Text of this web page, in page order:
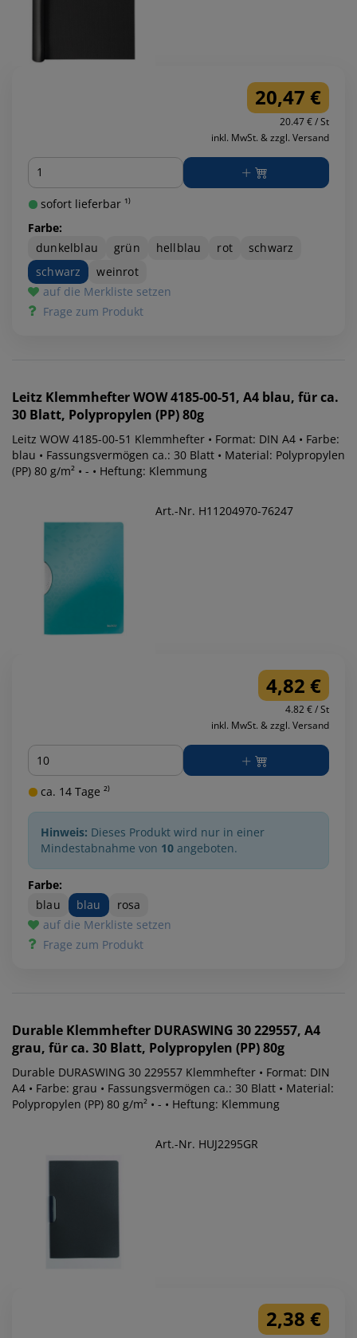
20,47 €
20.47 € / St
inkl. MwSt. & zzgl. Versand
Menge
sofort lieferbar ¹⁾
Farbe:
dunkelblau
grün hellblau rot
schwarz
schwarz
weinrot
auf die Merkliste setzen
Frage zum Produkt
Leitz Klemmhefter WOW 4185-00-51, A4 blau, für ca.
30 Blatt, Polypropylen (PP) 80g
Leitz WOW 4185-00-51 Klemmhefter • Format: DIN A4 • Farbe:
blau • Fassungsvermögen ca.: 30 Blatt • Material: Polypropylen
(PP) 80 g/m² • - • Heftung: Klemmung
Art.-Nr. H11204970-76247
4,82 €
4.82 € / St
inkl. MwSt. & zzgl. Versand
Menge
ca. 14 Tage ²⁾
Hinweis: Dieses Produkt wird nur in einer
Mindestabnahme von 10 angeboten.
Farbe:
blau
blau
rosa
auf die Merkliste setzen
Frage zum Produkt
Durable Klemmhefter DURASWING 30 229557, A4
grau, für ca. 30 Blatt, Polypropylen (PP) 80g
Durable DURASWING 30 229557 Klemmhefter • Format: DIN
A4 • Farbe: grau • Fassungsvermögen ca.: 30 Blatt • Material:
Polypropylen (PP) 80 g/m² • - • Heftung: Klemmung
Art.-Nr. HUJ2295GR
2,38 €